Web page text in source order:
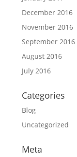
December 2016
November 2016
September 2016
August 2016
July 2016
Categories
Blog
Uncategorized
Meta